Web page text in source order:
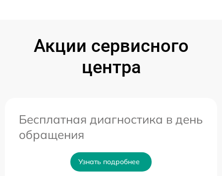
Акции сервисного
центра
Бесплатная диагностика в день
обращения
Узнать подробнее